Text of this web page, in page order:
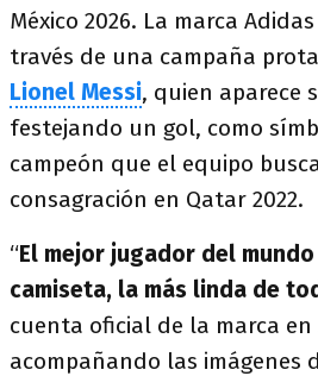
México 2026. La marca
través de una campaña
Lionel Messi, quien aparece
festejando un gol, como
campeón que el equipo
consagración en Qatar 2022.
“El mejor jugador del
camiseta, la más linda de
cuenta oficial de la marca en
acompañando las imágenes